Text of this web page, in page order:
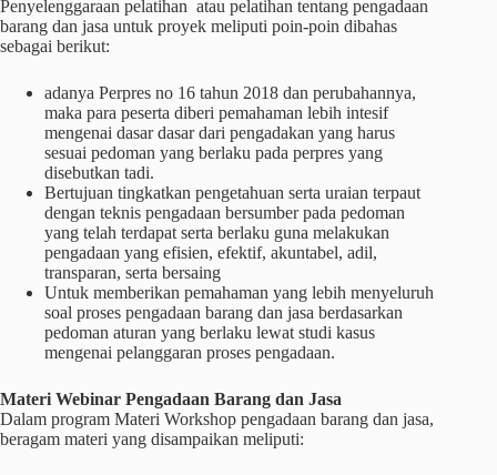
Penyelenggaraan pelatihan atau pelatihan tentang pengadaan
barang dan jasa untuk proyek meliputi poin-poin dibahas
sebagai berikut:
adanya Perpres no 16 tahun 2018 dan perubahannya,
maka para peserta diberi pemahaman lebih intesif
mengenai dasar dasar dari pengadakan yang harus
sesuai pedoman yang berlaku pada perpres yang
disebutkan tadi.
Bertujuan tingkatkan pengetahuan serta uraian terpaut
dengan teknis pengadaan bersumber pada pedoman
yang telah terdapat serta berlaku guna melakukan
pengadaan yang efisien, efektif, akuntabel, adil,
transparan, serta bersaing
Untuk memberikan pemahaman yang lebih menyeluruh
soal proses pengadaan barang dan jasa berdasarkan
pedoman aturan yang berlaku lewat studi kasus
mengenai pelanggaran proses pengadaan.
Materi Webinar Pengadaan Barang dan Jasa
Dalam program Materi Workshop pengadaan barang dan jasa,
beragam materi yang disampaikan meliputi: